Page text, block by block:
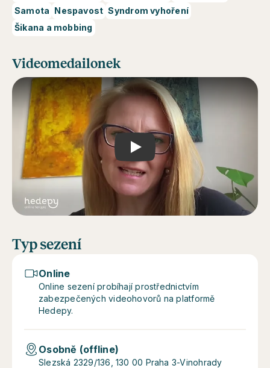
Samota Nespavost Syndrom vyhoření
Šikana a mobbing
Videomedailonek
Play
Typ sezení
Online
Online sezení probíhají prostřednictvím
zabezpečených videohovorů na platformě
Hedepy.
Osobně (offline)
Slezská 2329/136, 130 00 Praha 3-Vinohrady